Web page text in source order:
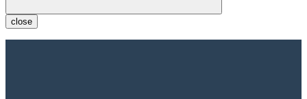
close